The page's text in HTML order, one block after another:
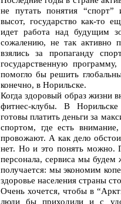
не путать понятия “спорт”
высот, государство как-то
идет работа над будущим
сожалению, не так активно
взялись за пропаганду
государственную
помогло бы решить
конечно, в Норильске.
Когда здоровый образ жизни
фитнес-клубы. В
готовы платить деньги за
спортом, где есть
провожают. А как дело
нет. Но и это понять можно.
персонала, сервиса мы будем
получается: мы экономим
здоровье населения страны
Очень хочется, чтобы в
люди бы приходили и с